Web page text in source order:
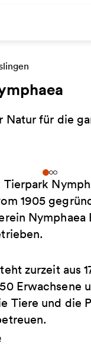
Natur für die
Tierpark
1905
Nymphaea
zurzeit aus
Erwachsene
Tiere und die